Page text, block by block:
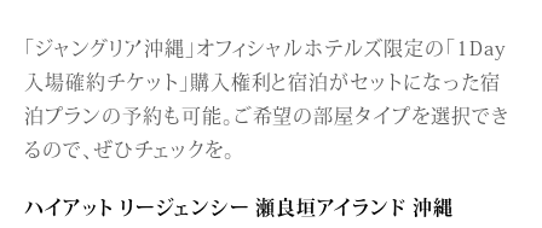
「ジャングリア沖縄」オフィシャルホテルズ限定の「1Day
入場確約チケット」購入権利と宿泊がセットになった宿
泊プランの予約も可能。ご希望の部屋タイプを選択でき
るので、ぜひチェックを。
ハイアット リージェンシー 瀬良垣アイランド 沖縄